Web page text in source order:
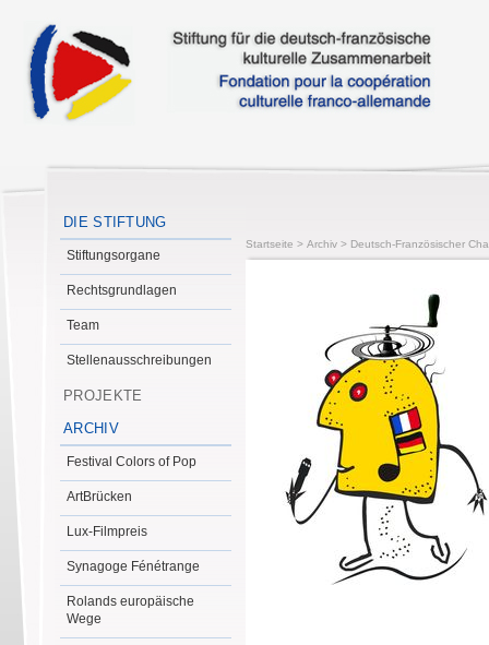
DIE STIFTUNG
Stiftungsorgane
Rechtsgrundlagen
Team
Stellenausschreibungen
PROJEKTE
ARCHIV
Festival Colors of Pop
ArtBrücken
Lux-Filmpreis
Synagoge Fénétrange
Rolands europäische
Wege
Startseite > Archiv > Deutsch-Französischer